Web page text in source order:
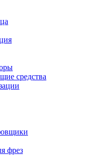
средства
фрез